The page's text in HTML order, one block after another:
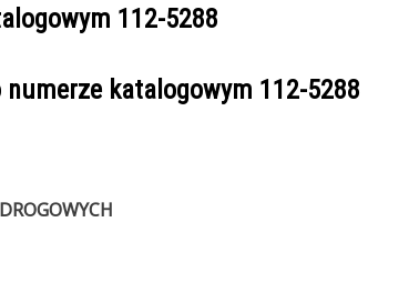
112-5288
numerze katalogowym 112-5288